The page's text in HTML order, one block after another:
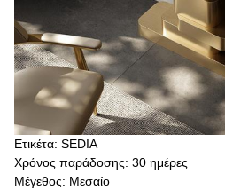
Ετικέτα: SEDIA
Χρόνος παράδοσης: 30 ημέρες
Μέγεθος: Μεσαίο